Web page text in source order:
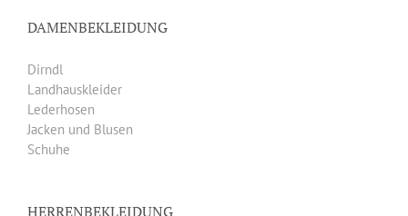
DAMENBEKLEIDUNG
Dirndl
Landhauskleider
Lederhosen
Jacken und Blusen
Schuhe
HERRENBEKLEIDUNG